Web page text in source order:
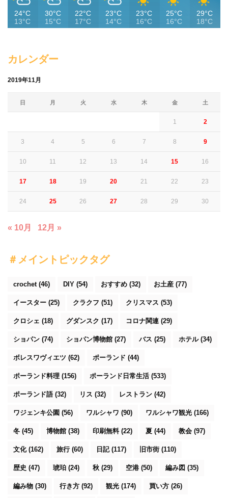
24°C
13°C
30°C
15°C
22°C
17°C
23°C
14°C
23°C
16°C
25°C
16°C
29°C
18°C
カレンダー
2019年11月
日 月 火 水 木 金 土
1 2
3 4 5 6 7 8 9
10 11 12 13 14 15 16
17 18 19 20 21 22 23
24 25 26 27 28 29 30
« 10月 12月 »
＃メイントピックタグ
crochet(46) DIY (54) おすすめ (32) お土産 (77)
イースター (25) クラクフ (51) クリスマス (53)
クロシェ (18) グダンスク (17) コロナ関連 (29)
ショパン (74) ショパン博物館 (27) バス (25) ホテル(34)
ボレスワヴィエツ (62) ポーランド (44)
ポーランド料理 (156) ポーランド日常生活(533)
ポーランド語(32) リス (32) レストラン (42)
ワジェンキ公園 (56) ワルシャワ (90) ワルシャワ観光 (166)
冬 (45) 博物館 (38) 印刷無料(22) 夏 (44) 教会 (97)
文化(162) 旅行 (60) 日記(117) 旧市街 (110)
歴史 (47) 琥珀 (24) 秋 (29) 空港 (50) 編み図 (35)
編み物 (30) 行き方 (92) 観光 (174) 買い方 (26)